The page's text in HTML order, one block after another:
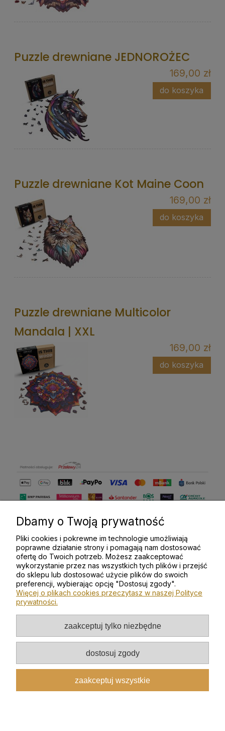
Puzzle drewniane JEDNOROŻEC
169,00 zł
do koszyka
Puzzle drewniane Kot Maine Coon
169,00 zł
do koszyka
Puzzle drewniane Multicolor
Mandala | XXL
169,00 zł
do koszyka
KOLEKCJE
Pomoc
Płatności i dostawa
Informacje
O nas
Dbamy o Twoją prywatność
Pliki cookies i pokrewne im technologie umożliwiają
poprawne działanie strony i pomagają nam dostosować
ofertę do Twoich potrzeb. Możesz zaakceptować
wykorzystanie przez nas wszystkich tych plików i przejść
do sklepu lub dostosować użycie plików do swoich
preferencji, wybierając opcję "Dostosuj zgody".
Więcej o plikach cookies przeczytasz w naszej Polityce
prywatności.
zaakceptuj tylko niezbędne
dostosuj zgody
zaakceptuj wszystkie